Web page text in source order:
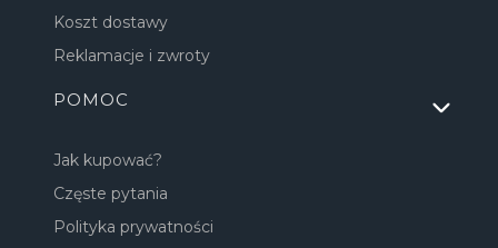
Koszt dostawy
Reklamacje i zwroty
POMOC
Jak kupować?
Częste pytania
Polityka prywatności